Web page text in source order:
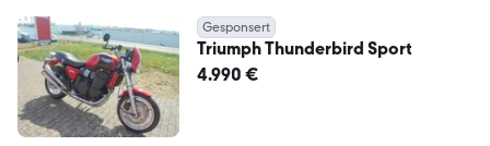
Gesponsert
Triumph Thunderbird Sport
4.990 €